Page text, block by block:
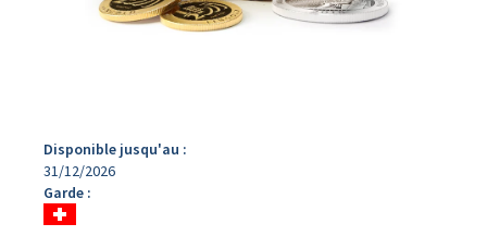
Disponible jusqu'au :
31/12/2026
Garde :